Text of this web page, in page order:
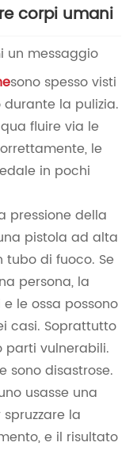
corpi umani
un messaggio
sono spesso visti
la pulizia.
fluire via le
le
in pochi
pressione della
pistola ad alta
tubo di fuoco. Se
persona, la
le ossa possono
casi. Soprattutto
parti vulnerabili.
sono disastrose.
usasse una
la
e il risultato